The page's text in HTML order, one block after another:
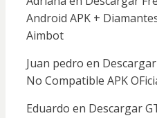
Android APK +
Aimbot
Juan pedro en
No Compatible APK
Eduardo en Descargar